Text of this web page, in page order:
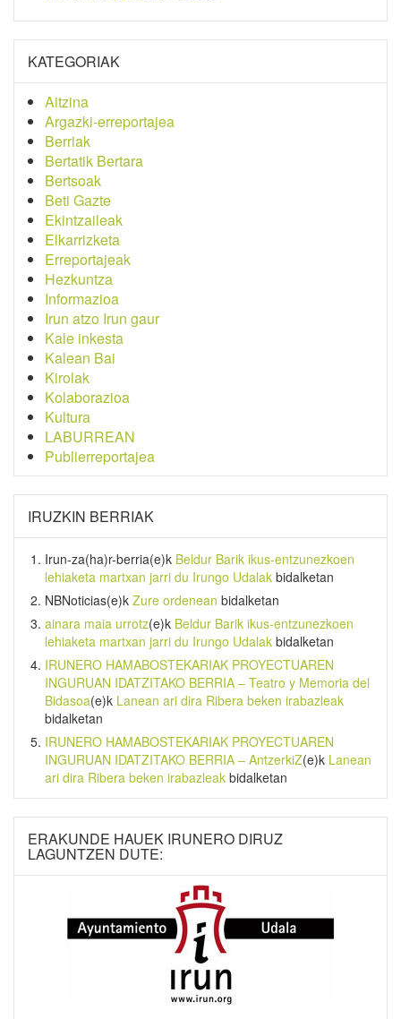
KATEGORIAK
Aitzina
Argazki-erreportajea
Berriak
Bertatik Bertara
Bertsoak
Beti Gazte
Ekintzaileak
Elkarrizketa
Erreportajeak
Hezkuntza
Informazioa
Irun atzo Irun gaur
Kale inkesta
Kalean Bai
Kirolak
Kolaborazioa
Kultura
LABURREAN
Publierreportajea
IRUZKIN BERRIAK
Irun-za(ha)r-berria(e)k Beldur Barik ikus-entzunezkoen
lehiaketa martxan jarri du Irungo Udalak bidalketan
NBNoticias(e)k Zure ordenean bidalketan
ainara maia urrotz(e)k Beldur Barik ikus-entzunezkoen
lehiaketa martxan jarri du Irungo Udalak bidalketan
IRUNERO HAMABOSTEKARIAK PROYECTUAREN
INGURUAN IDATZITAKO BERRIA – Teatro y Memoria del
Bidasoa(e)k Lanean ari dira Ribera beken irabazleak
bidalketan
IRUNERO HAMABOSTEKARIAK PROYECTUAREN
INGURUAN IDATZITAKO BERRIA – AntzerkiZ(e)k Lanean
ari dira Ribera beken irabazleak bidalketan
ERAKUNDE HAUEK IRUNERO DIRUZ
LAGUNTZEN DUTE: